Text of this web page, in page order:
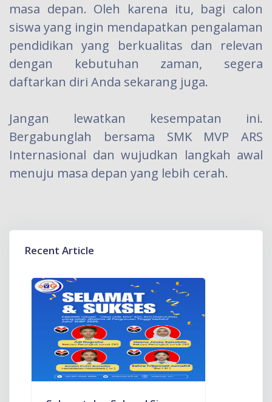
masa depan. Oleh karena itu, bagi calon
siswa yang ingin mendapatkan pengalaman
pendidikan yang berkualitas dan relevan
dengan kebutuhan zaman, segera
daftarkan diri Anda sekarang juga.
Jangan lewatkan kesempatan ini.
Bergabunglah bersama SMK MVP ARS
Internasional dan wujudkan langkah awal
menuju masa depan yang lebih cerah.
Recent Article